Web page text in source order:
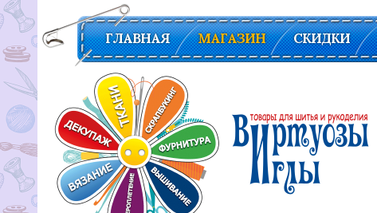
ГЛАВНАЯ МАГАЗИН СКИДКИ